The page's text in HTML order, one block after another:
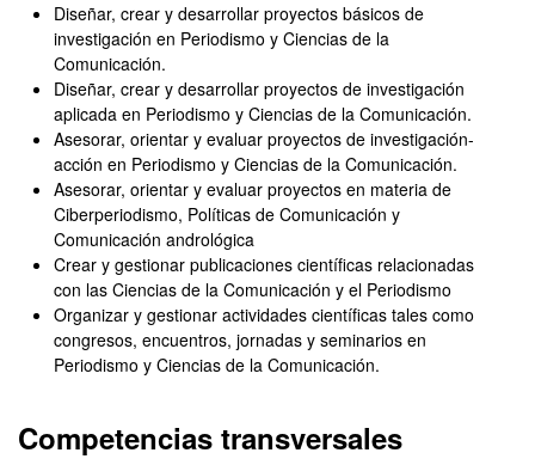
Diseñar, crear y desarrollar proyectos básicos de
investigación en Periodismo y Ciencias de la
Comunicación.
Diseñar, crear y desarrollar proyectos de investigación
aplicada en Periodismo y Ciencias de la Comunicación.
Asesorar, orientar y evaluar proyectos de investigación-
acción en Periodismo y Ciencias de la Comunicación.
Asesorar, orientar y evaluar proyectos en materia de
Ciberperiodismo, Políticas de Comunicación y
Comunicación andrológica
Crear y gestionar publicaciones científicas relacionadas
con las Ciencias de la Comunicación y el Periodismo
Organizar y gestionar actividades científicas tales como
congresos, encuentros, jornadas y seminarios en
Periodismo y Ciencias de la Comunicación.
Competencias transversales